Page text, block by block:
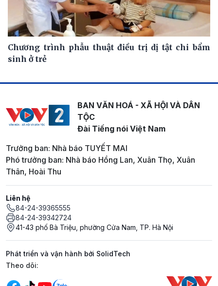
Chương trình phẫu thuật điều trị dị tật chi bẩm
sinh ở trẻ
BAN VĂN HOÁ - XÃ HỘI VÀ DÂN
TỘC
Đài Tiếng nói Việt Nam
Trưởng ban: Nhà báo TUYẾT MAI
Phó trưởng ban: Nhà báo Hồng Lan, Xuân Thọ, Xuân
Thân, Hoài Thu
Liên hệ
84-24-39365555
84-24-39342724
41-43 phố Bà Triệu, phường Cửa Nam, TP. Hà Nội
Phát triển và vận hành bởi SolidTech
Mạng xã hội
Theo dõi: